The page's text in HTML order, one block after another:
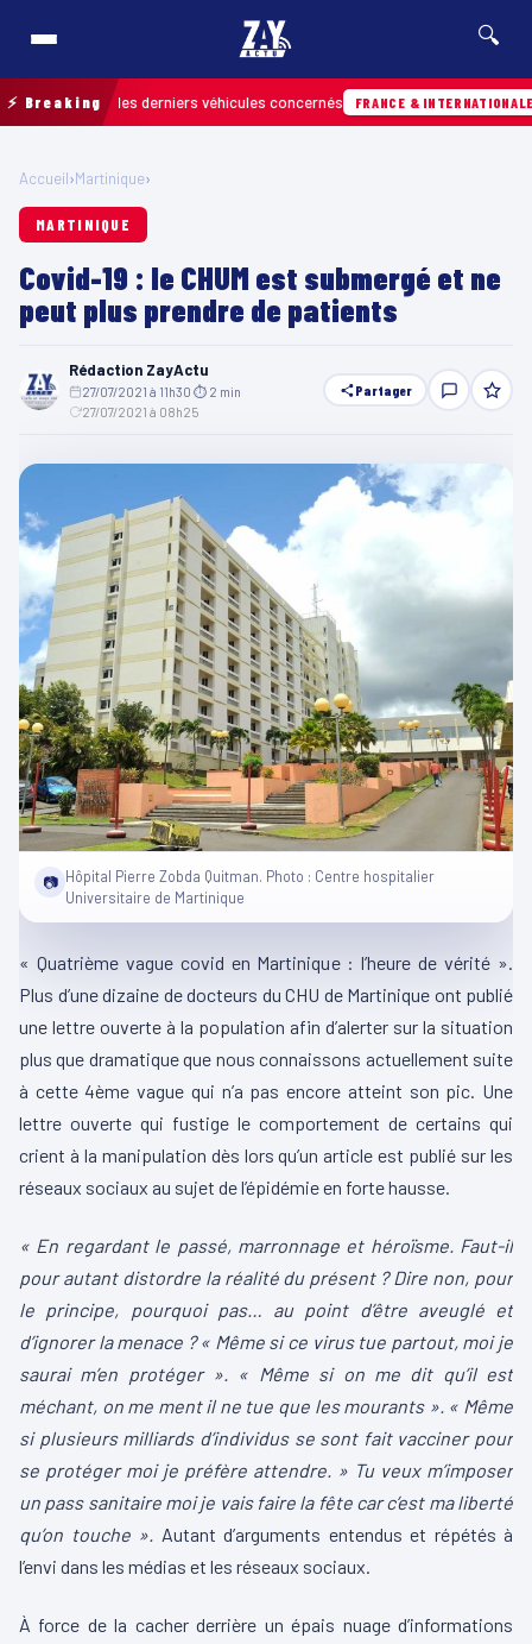
🔍
⚡ Breakingles derniers véhicules concernés FRANCE & INTERNATIONALE 07/
Accueil›Martinique›
MARTINIQUE
Covid-19 : le CHUM est submergé et ne
peut plus prendre de patients
Rédaction ZayActu
27/07/2021 à 11h30 ⏱ 2 min
27/07/2021 à 08h25
Partager
📷 Hôpital Pierre Zobda Quitman. Photo : Centre hospitalier
Universitaire de Martinique
« Quatrième vague covid en Martinique : l’heure de vérité ».
Plus d’une dizaine de docteurs du CHU de Martinique ont publié
une lettre ouverte à la population afin d’alerter sur la situation
plus que dramatique que nous connaissons actuellement suite
à cette 4ème vague qui n’a pas encore atteint son pic. Une
lettre ouverte qui fustige le comportement de certains qui
crient à la manipulation dès lors qu’un article est publié sur les
réseaux sociaux au sujet de l’épidémie en forte hausse.
« En regardant le passé, marronnage et héroïsme. Faut-il
pour autant distordre la réalité du présent ? Dire non, pour
le principe, pourquoi pas… au point d’être aveuglé et
d’ignorer la menace ? « Même si ce virus tue partout, moi je
saurai m’en protéger ». « Même si on me dit qu’il est
méchant, on me ment il ne tue que les mourants ». « Même
si plusieurs milliards d’individus se sont fait vacciner pour
se protéger moi je préfère attendre. » Tu veux m’imposer
un pass sanitaire moi je vais faire la fête car c’est ma liberté
qu’on touche ». Autant d’arguments entendus et répétés à
l’envi dans les médias et les réseaux sociaux.
À force de la cacher derrière un épais nuage d’informations